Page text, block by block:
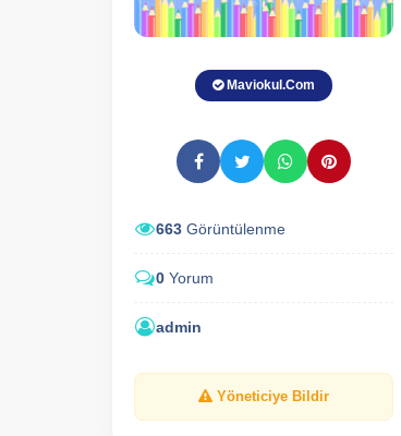
Maviokul.Com
663 Görüntülenme
0 Yorum
admin
Yöneticiye Bildir